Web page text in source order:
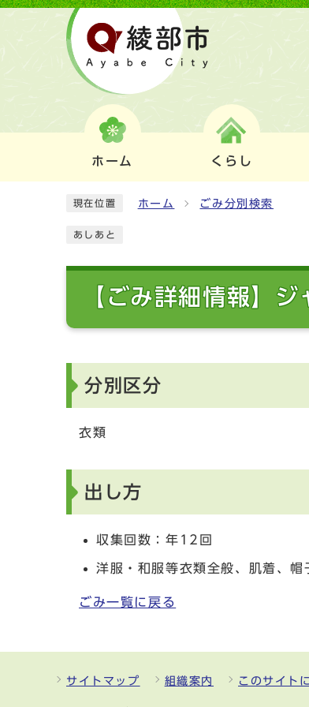
ホーム くらし
現在位置 ホーム ごみ分別検索
あしあと
【ごみ詳細情報】ジ
分別区分
衣類
出し方
収集回数：年12回
洋服・和服等衣類全般、肌着、帽
ごみ一覧に戻る
サイトマップ 組織案内 このサイト